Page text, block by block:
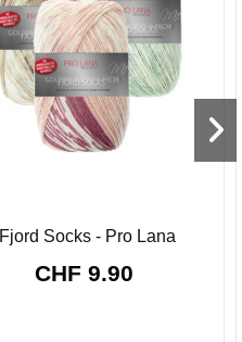
Fjord Socks - Pro Lana
CHF 9.90